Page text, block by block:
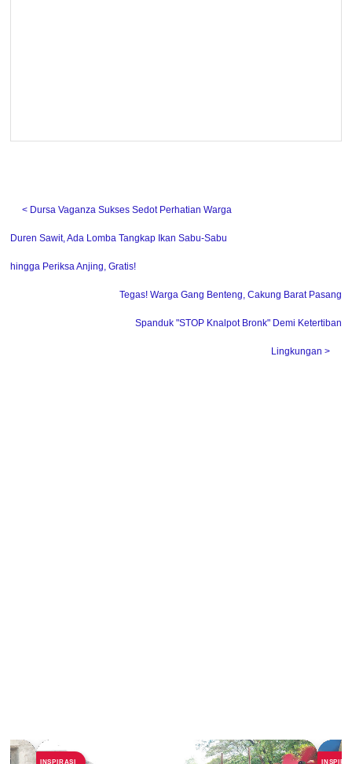
˂ Dursa Vaganza Sukses Sedot Perhatian Warga
Duren Sawit, Ada Lomba Tangkap Ikan Sabu-Sabu
hingga Periksa Anjing, Gratis!
Tegas! Warga Gang Benteng, Cakung Barat Pasang
Spanduk "STOP Knalpot Bronk" Demi Ketertiban
Lingkungan ˃
INSPIRASI